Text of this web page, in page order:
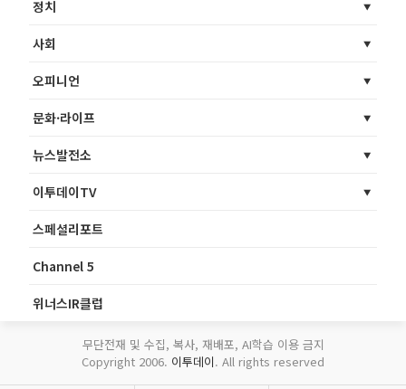
정치
사회
오피니언
문화·라이프
뉴스발전소
이투데이TV
스페셜리포트
Channel 5
위너스IR클럽
무단전재 및 수집, 복사, 재배포, AI학습 이용 금지
Copyright 2006. 이투데이. All rights reserved